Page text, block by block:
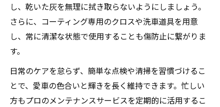
し、乾いた灰を無理に拭き取らないようにしましょう。
さらに、コーティング専用のクロスや洗車道具を用意
し、常に清潔な状態で使用することも傷防止に繋がりま
す。
日常のケアを怠らず、簡単な点検や清掃を習慣づけるこ
とで、愛車の色合いと輝きを長く維持できます。忙しい
方もプロのメンテナンスサービスを定期的に活用するこ